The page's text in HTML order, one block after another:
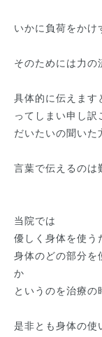
いかに負荷をかけ
そのためには力の
具体的に伝えます
ってしまい申し訳
だいたいの聞いた
言葉で伝えるのは
当院では
優しく身体を使う
身体のどの部分を
か
というのを治療
是非とも身体の使